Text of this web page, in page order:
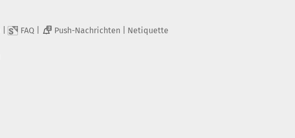
FAQ 2 Push-Nachrichten Netiquette